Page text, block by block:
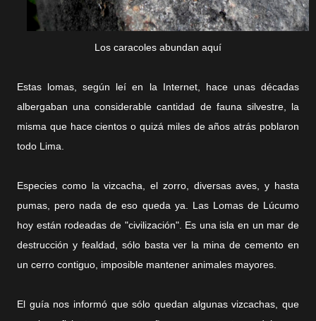
Los caracoles abundan aquí
Estas lomas, según leí en la Internet, hace unas décadas
albergaban una considerable cantidad de fauna silvestre, la
misma que hace cientos o quizá miles de años atrás poblaron
todo Lima.
Especies como la vizcacha, el zorro, diversas aves, y hasta
pumas, pero nada de eso queda ya. Las Lomas de Lúcumo
hoy están rodeadas de "civilización". Es una isla en un mar de
destrucción y fealdad, sólo basta ver la mina de cemento en
un cerro contiguo, imposible mantener animales mayores.
El guía nos informó que sólo quedan algunas vizcachas, que